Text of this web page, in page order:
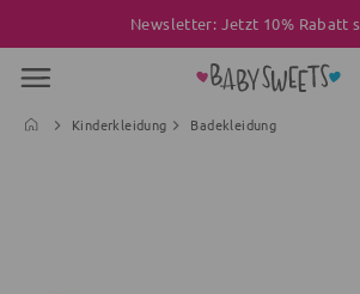
Newsletter: Jetzt 10% Rabatt
Kinderkleidung Badekleidung